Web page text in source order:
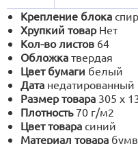
Крепление блока
Хрупкий товар Нет
Кол-во листов 64
Обложка твердая
Цвет бумаги белый
Дата недатированный
Размер товара 305 х
Плотность 70 г/м2
Цвет товара синий
Материал товара